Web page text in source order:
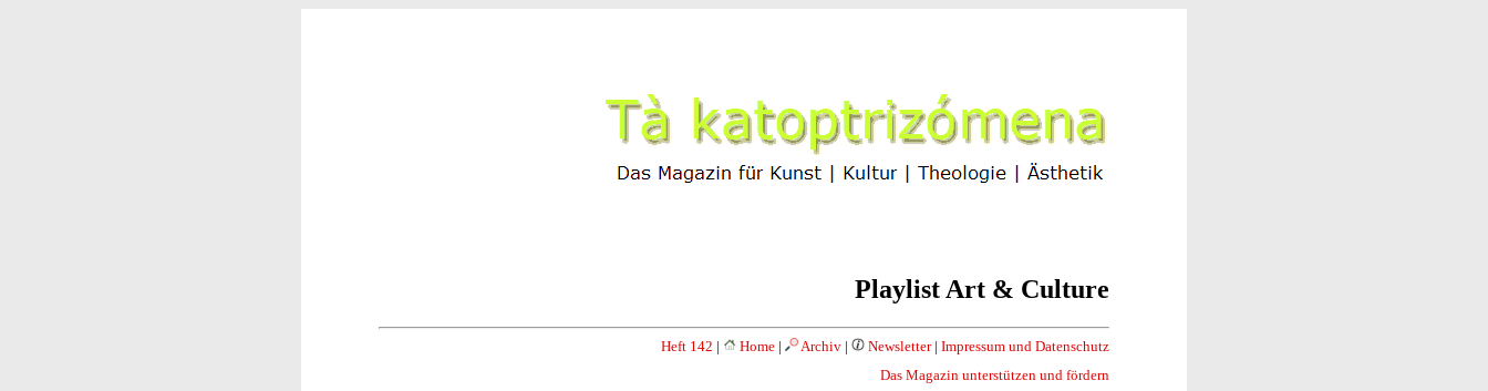
Playlist Art & Culture
Heft 142 | Home | Archiv | Newsletter| Impressum und Datenschutz
Das Magazin unterstützen und fördern